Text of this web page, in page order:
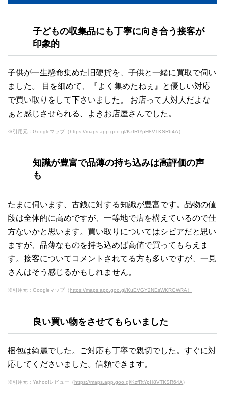
子どもの収集品にも丁寧に向き合う接客が
印象的
子供が一生懸命集めた旧硬貨を、子供と一緒に買取で伺い
ました。 目を細めて、『よく集めたねぇ』と優しい対応
で買い取りをして下さいました。 お店って人対人だよな
ぁと感じさせられる、よきお店屋さんでした。
※引用元：Googleマップ（https://maps.app.goo.gl/KzfRtYpH8VTKSR64A）
知識が豊富で品薄の持ち込みは高評価の声
も
たまに伺います、古銭に対する知識が豊富です。品物の値
段は全体的に高めですが、一等地で店を構えているので仕
方ないかと思います。買い取りについてはシビアだと思い
ますが、品薄なものを持ち込めば高値で買ってもらえま
す。接客についてコメントされてる方も多いですが、一見
さんはそう感じるかもしれません。
※引用元：Googleマップ（https://maps.app.goo.gl/KuEVGY2NEsWKRGWRA）
良い買い物をさせてもらいました
梱包は綺麗でした。ご対応も丁寧で親切でした。すぐに対
応してくださいました。信頼できます。
※引用元：Yahoo!レビュー（https://maps.app.goo.gl/KzfRtYpH8VTKSR64A ）